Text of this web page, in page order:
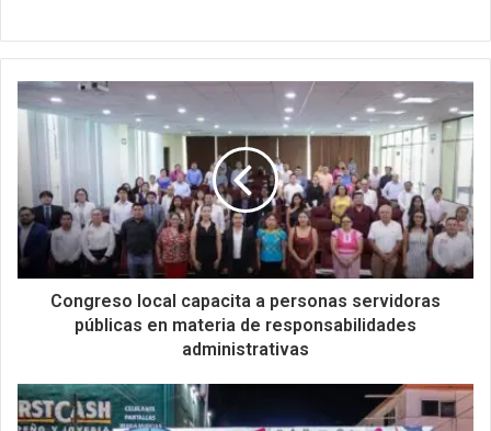
Congreso local capacita a personas servidoras
públicas en materia de responsabilidades
administrativas